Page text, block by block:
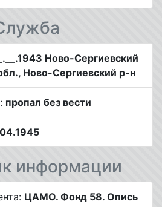
Ново-Сергиевский
Ново-Сергиевский р-н
пропал без вести
информации
ЦАМО. Фонд 58. Опись